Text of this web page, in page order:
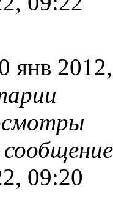
янв
09:20